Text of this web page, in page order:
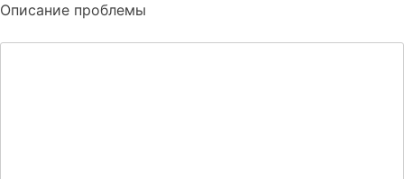
Описание проблемы